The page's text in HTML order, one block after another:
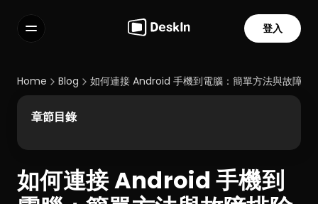
常見問題解答
Select Language
服務條款
隱私政策
登入
Home Blog 如何連接 Android 手機到電腦：簡單方法與故障排
如何連接 Android 手機到
章節目錄